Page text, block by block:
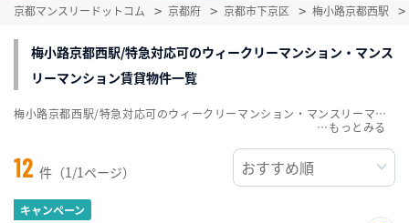
京都マンスリードットコム 京都府 京都市下京区 梅小路京都西駅
梅小路京都西駅/特急対応可のウィークリーマンション・マンス
リーマンション賃貸物件一覧
12 件（1/1ページ）
キャンペーン
梅小路京都西駅/特急対応可のウィークリーマンション・マンスリーマンション賃貸物件一覧を、12件掲載中。敷金・礼金無料、家具・家電付をご紹介。こだわり条件での絞込みも簡単！
…